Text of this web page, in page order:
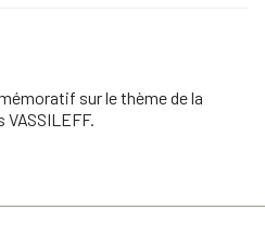
sur le thème de la